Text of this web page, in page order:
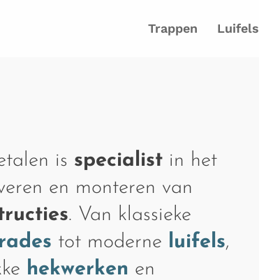
Trappen Luifels
is specialist in het
en monteren van
. Van klassieke
tot moderne luifels,
hekwerken en